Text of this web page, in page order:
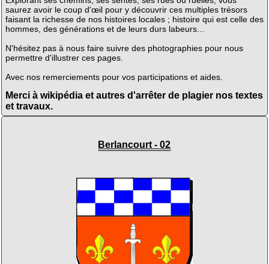
saurez avoir le coup d'œil pour y découvrir ces multiples trésors
faisant la richesse de nos histoires locales ; histoire qui est celle des
hommes, des générations et de leurs durs labeurs...
N'hésitez pas à nous faire suivre des photographies pour nous
permettre d'illustrer ces pages.
Avec nos remerciements pour vos participations et aides.
Merci à wikipédia et autres d'arrêter de plagier nos textes
et travaux.
Berlancourt - 02